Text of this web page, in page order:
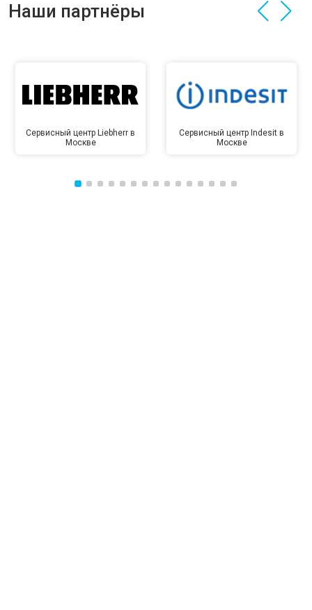
Наши партнёры
Сервисный центр Liebherr в
Москве
Сервисный центр Indesit в
Москве